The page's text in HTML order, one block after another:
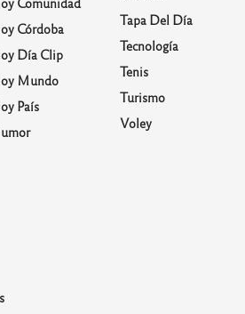
Córdoba
Día Clip
Mundo
País
Tapa Del Día
Tecnología
Tenis
Turismo
Voley